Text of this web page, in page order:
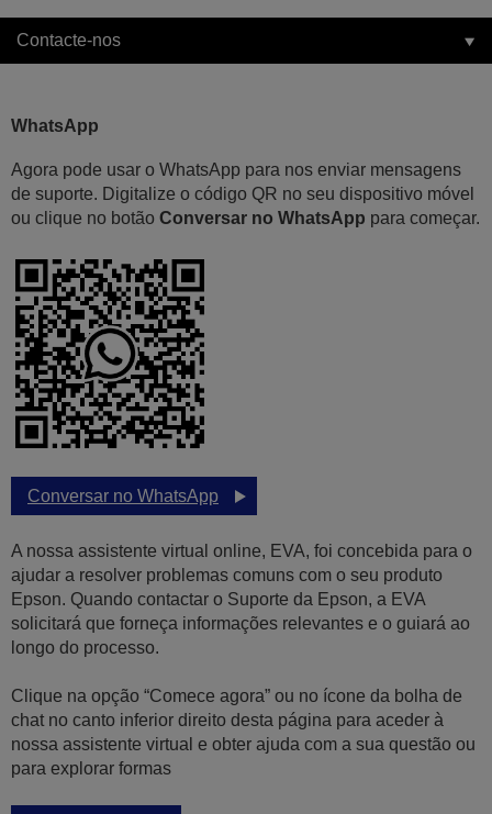
Contacte-nos
WhatsApp
Agora pode usar o WhatsApp para nos enviar mensagens
de suporte. Digitalize o código QR no seu dispositivo móvel
ou clique no botão Conversar no WhatsApp para começar.
Conversar no WhatsApp
A nossa assistente virtual online, EVA, foi concebida para o
ajudar a resolver problemas comuns com o seu produto
Epson. Quando contactar o Suporte da Epson, a EVA
solicitará que forneça informações relevantes e o guiará ao
longo do processo.
Clique na opção “Comece agora” ou no ícone da bolha de
chat no canto inferior direito desta página para aceder à
nossa assistente virtual e obter ajuda com a sua questão ou
para explorar formas